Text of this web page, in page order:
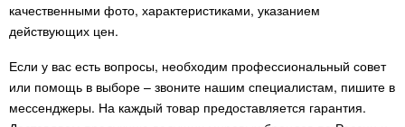
качественными фото, характеристиками, указанием
действующих цен.
Если у вас есть вопросы, необходим профессиональный совет
или помощь в выборе – звоните нашим специалистам, пишите в
мессенджеры. На каждый товар предоставляется гарантия.